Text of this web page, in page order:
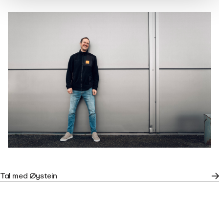
Tal med Øystein